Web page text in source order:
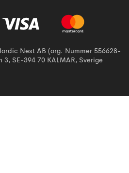
Nest AB (org. Nummer 556628-
3, SE-394 70 KALMAR, Sverige